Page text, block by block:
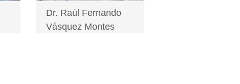
Dr. Raúl Fernando
Vásquez Montes